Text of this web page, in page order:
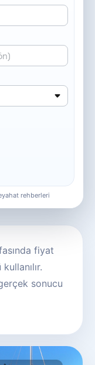
rehberleri
fiyat
sonucu